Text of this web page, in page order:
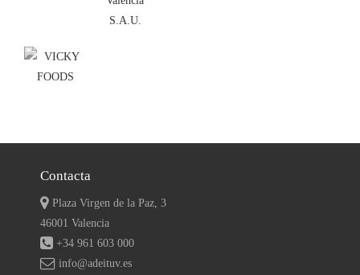
Contacta
Plaza Virgen de la Paz, 3
46001 Valencia
+34 961 603 000
info@adeituv.es